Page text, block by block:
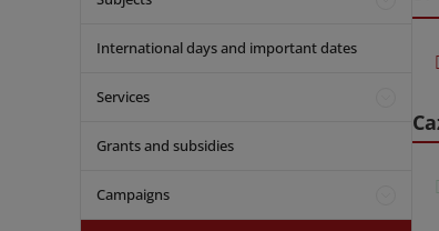
International days and important dates
Services
Grants and subsidies
Campaigns